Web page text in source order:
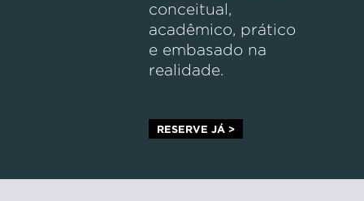
conceitual,
acadêmico, prático
e embasado na
realidade.
RESERVE JÁ >